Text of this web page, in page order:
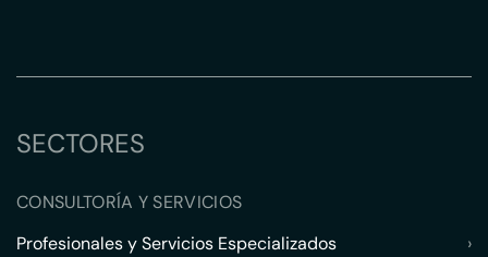
SECTORES
CONSULTORÍA Y SERVICIOS
Profesionales y Servicios Especializados
›